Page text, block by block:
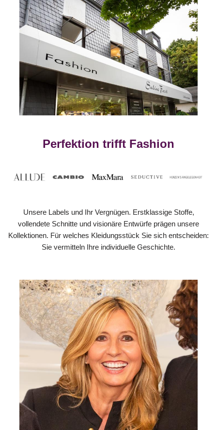
Perfektion trifft Fashion
Unsere Labels und Ihr Vergnügen. Erstklassige Stoffe,
vollendete Schnitte und visionäre Entwürfe prägen unsere
Kollektionen. Für welches Kleidungsstück Sie sich entscheiden:
Sie vermitteln Ihre individuelle Geschichte.